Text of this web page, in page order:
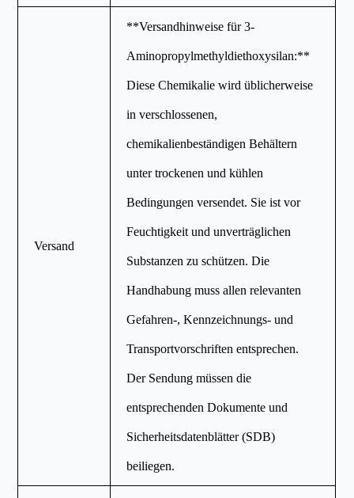
Versand
**Versandhinweise für 3-
Aminopropylmethyldiethoxysilan:**
Diese Chemikalie wird üblicherweise
in verschlossenen,
chemikalienbeständigen Behältern
unter trockenen und kühlen
Bedingungen versendet. Sie ist vor
Feuchtigkeit und unverträglichen
Substanzen zu schützen. Die
Handhabung muss allen relevanten
Gefahren-, Kennzeichnungs- und
Transportvorschriften entsprechen.
Der Sendung müssen die
entsprechenden Dokumente und
Sicherheitsdatenblätter (SDB)
beiliegen.